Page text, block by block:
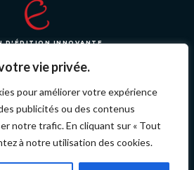
vie privée.
pour améliorer votre expérience
publicités ou des contenus
notre trafic. En cliquant sur « Tout
à notre utilisation des cookies.
D'ÉDITION INNOVANTE
réservé par i-liredition jeunesse